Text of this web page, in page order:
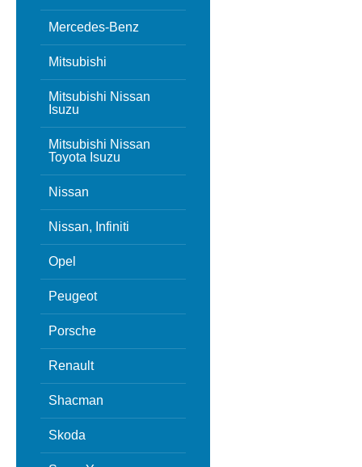
Mercedes-Benz
Mitsubishi
Mitsubishi Nissan
Isuzu
Mitsubishi Nissan
Toyota Isuzu
Nissan
Nissan, Infiniti
Opel
Peugeot
Porsche
Renault
Shacman
Skoda